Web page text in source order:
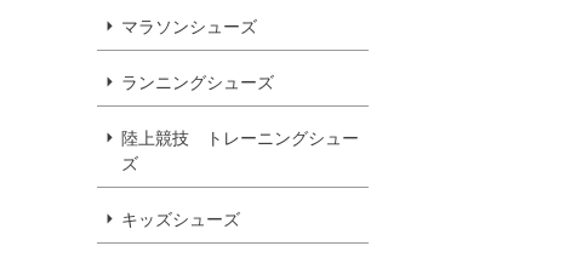
マラソンシューズ
ランニングシューズ
陸上競技 トレーニングシュー
ズ
キッズシューズ